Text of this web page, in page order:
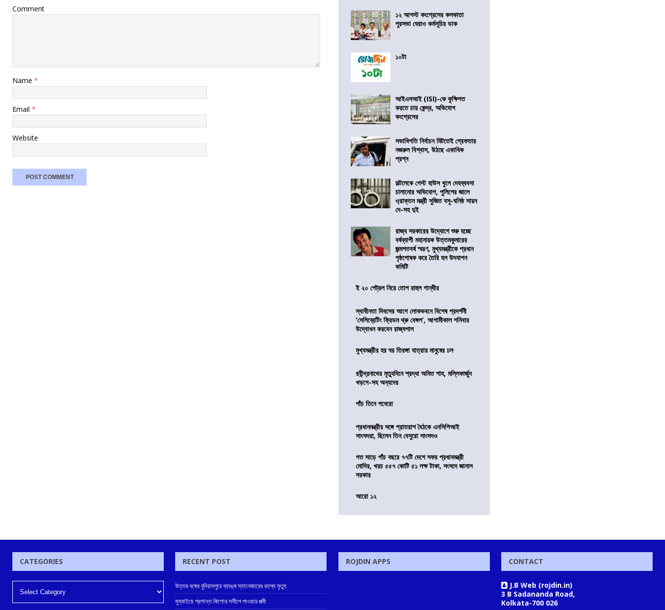
Comment
Name *
Email *
Website
১২ আগস্ট কংগ্রেসের কলকাতা
পুরসভা ঘেরাও কর্মসূচির ডাক
১০টা
আইএসআই (ISI)-কে কুক্ষিগত
করতে চায় কেন্দ্র, অভিযোগ
কংগ্রেসের
সভাধিপতি নির্বাচন মিটতেই গ্রেফতার
নজরুল বিশ্বাস, উঠছে একাধিক
প্রশ্ন
সল্টলেকে গেস্ট হাউস খুলে দেহব্যবসা
চালানোর অভিযোগ, পুলিশের জালে
ও্রাক্তন মন্ত্রী সুজিত বসু-ঘনিষ্ঠ সায়ন
দে-সহ দুই
রাজ্য সরকারের উদ্যোগে শুরু হচ্ছে
বর্ষব্যাপী মহানায়ক উত্তমকুমারের
জন্মশতবর্ষ স্মরণ, মুখ্যমন্ত্রীকে প্রধান
পৃষ্ঠপোষক করে তৈরি হল উদযাপন
কমিটি
ই ২০ পেট্রল নিয়ে তোপ রাহুল গান্ধীর
স্বাধীনতা দিবসের আগে লোকভবনে বিশেষ প্রদর্শনী
‘সেলিব্রেটিং ফ্রিডম থ্রু বেঙ্গল’, আগামীকাল শনিবার
উদ্বোধন করবেন রাজ্যপাল
মুখ্যমন্ত্রীর হর ঘর তিরঙ্গা যাত্রায় মানুষের ঢল
রবীন্দ্রনাথের মৃত্যুদিনে শ্রদ্ধা অমিত শাহ, মল্লিকার্জুন
খড়গে-সহ অন্যদের
পাঁচ তিনে পনেরো
প্রধানমন্ত্রীর সঙ্গে প্রাতরাশ বৈঠকে এনসিপিআই
সাংসদরা, ছিলেন তিন বেসুরো সাংসদও
গত সাড়ে পাঁচ বছরে ৭৭টি দেশে সফর প্রধানমন্ত্রী
মোদির, খরচ ৫৫৭ কোটি ৫১ লক্ষ টাকা, সংসদে জানাল
সরকার
আরো ১২
CATEGORIES RECENT POST
উত্তর বঙ্গের বুনিয়াদপুরে ব্যাঙ্ক ম্যানেজারের রহস্য মৃত্যু
মুম্বাইয়ে প্রশান্ত কিশোর সমীপে পাওয়ার পত্মী
ROJDIN APPS CONTACT
J.B Web (rojdin.in)
3 B Sadananda Road,
Kolkata-700 026